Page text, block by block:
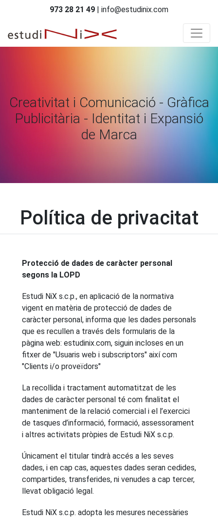
973 28 21 49 | info@estudinix.com
Creativitat i Comunicació - Gràfica
Publicitària - Identitat i Expansió
de Marca
Política de privacitat
Protecció de dades de caràcter personal
segons la LOPD
Estudi NiX s.c.p., en aplicació de la normativa
vigent en matèria de protecció de dades de
caràcter personal, informa que les dades personals
que es recullen a través dels formularis de la
pàgina web: estudinix.com, siguin incloses en un
fitxer de "Usuaris web i subscriptors" així com
"Clients i/o proveïdors"
La recollida i tractament automatitzat de les
dades de caràcter personal té com finalitat el
manteniment de la relació comercial i el l’exercici
de tasques d’informació, formació, assessorament
i altres activitats pròpies de Estudi NiX s.c.p.
Únicament el titular tindrà accés a les seves
dades, i en cap cas, aquestes dades seran cedides,
compartides, transferides, ni venudes a cap tercer,
llevat obligació legal.
Estudi NiX s.c.p. adopta les mesures necessàries